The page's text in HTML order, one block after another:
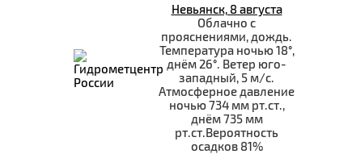
Невьянск, 8 августа
Облачно с
прояснениями, дождь.
Температура ночью 18°,
днём 26°. Ветер юго-
западный, 5 м/с.
Атмосферное давление
ночью 734 мм рт.ст.,
днём 735 мм
рт.ст.Вероятность
осадков 81%